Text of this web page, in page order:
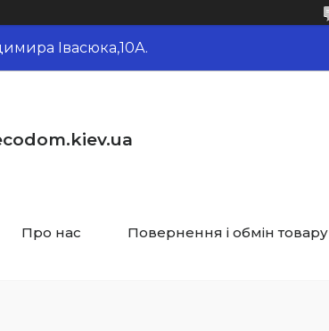
Івасюка,10А.
Про нас Повернення і обмін товару